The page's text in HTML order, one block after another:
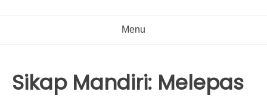
Menu
Sikap Mandiri: Melepas